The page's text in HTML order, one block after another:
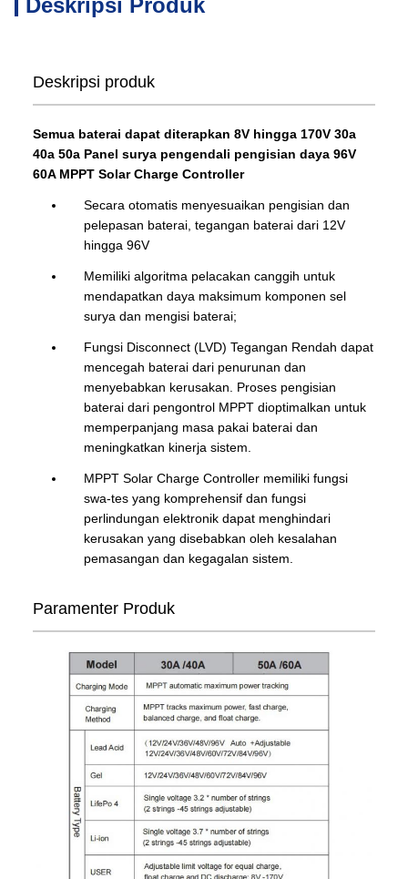
Deskripsi Produk
Deskripsi produk
Semua baterai dapat diterapkan 8V hingga 170V 30a
40a 50a Panel surya pengendali pengisian daya 96V
60A MPPT Solar Charge Controller
Secara otomatis menyesuaikan pengisian dan
pelepasan baterai, tegangan baterai dari 12V
hingga 96V
Memiliki algoritma pelacakan canggih untuk
mendapatkan daya maksimum komponen sel
surya dan mengisi baterai;
Fungsi Disconnect (LVD) Tegangan Rendah dapat
mencegah baterai dari penurunan dan
menyebabkan kerusakan. Proses pengisian
baterai dari pengontrol MPPT dioptimalkan untuk
memperpanjang masa pakai baterai dan
meningkatkan kinerja sistem.
MPPT Solar Charge Controller memiliki fungsi
swa-tes yang komprehensif dan fungsi
perlindungan elektronik dapat menghindari
kerusakan yang disebabkan oleh kesalahan
pemasangan dan kegagalan sistem.
Paramenter Produk